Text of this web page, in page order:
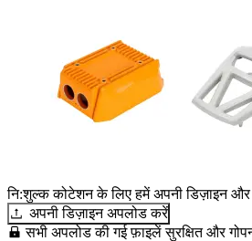
नि:शुल्क कोटेशन के लिए हमें अपनी डिज़ाइन और
अपनी डिज़ाइन अपलोड करें
सभी अपलोड की गई फ़ाइलें सुरक्षित और